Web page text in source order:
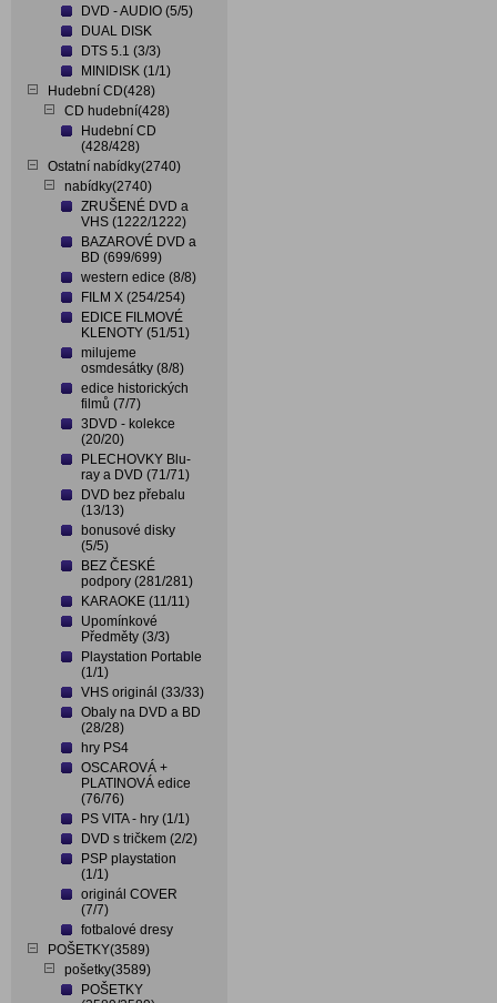
DVD - AUDIO (5/5)
DUAL DISK
DTS 5.1 (3/3)
MINIDISK (1/1)
Hudební CD(428)
CD hudební(428)
Hudební CD
(428/428)
Ostatní nabídky(2740)
nabídky(2740)
ZRUŠENÉ DVD a
VHS (1222/1222)
BAZAROVÉ DVD a
BD (699/699)
western edice (8/8)
FILM X (254/254)
EDICE FILMOVÉ
KLENOTY (51/51)
milujeme
osmdesátky (8/8)
edice historických
filmů (7/7)
3DVD - kolekce
(20/20)
PLECHOVKY Blu-
ray a DVD (71/71)
DVD bez přebalu
(13/13)
bonusové disky
(5/5)
BEZ ČESKÉ
podpory (281/281)
KARAOKE (11/11)
Upomínkové
Předměty (3/3)
Playstation Portable
(1/1)
VHS originál (33/33)
Obaly na DVD a BD
(28/28)
hry PS4
OSCAROVÁ +
PLATINOVÁ edice
(76/76)
PS VITA - hry (1/1)
DVD s tričkem (2/2)
PSP playstation
(1/1)
originál COVER
(7/7)
fotbalové dresy
POŠETKY(3589)
pošetky(3589)
POŠETKY